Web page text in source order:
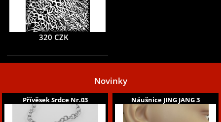
320 CZK
Novinky
Přívěsek Srdce Nr.03 Náušnice JING JANG 3